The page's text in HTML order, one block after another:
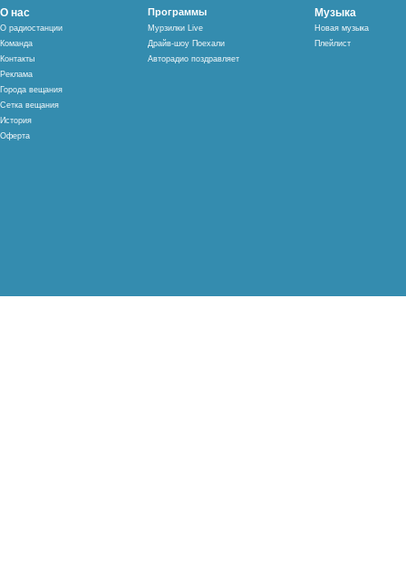
О нас
О радиостанции
Команда
Контакты
Реклама
Города вещания
Сетка вещания
История
Оферта
Программы
Мурзилки Live
Драйв-шоу Поехали
Авторадио поздравляет
Музыка
Новая музыка
Плейлист